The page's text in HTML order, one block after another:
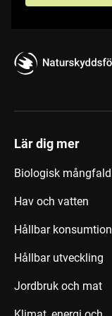
Lär dig mer
Biologisk mångfald
Hav och vatten
Hållbar konsumtion
Hållbar utveckling
Jordbruk och mat